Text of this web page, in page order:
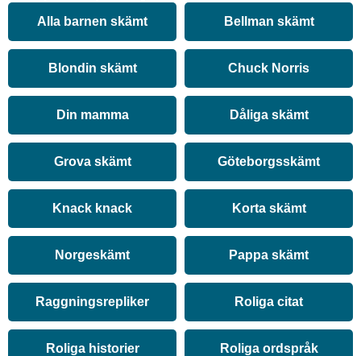
Alla barnen skämt Bellman skämt
Blondin skämt Chuck Norris
Din mamma Dåliga skämt
Grova skämt Göteborgsskämt
Knack knack Korta skämt
Norgeskämt Pappa skämt
Raggningsrepliker Roliga citat
Roliga historier Roliga ordspråk